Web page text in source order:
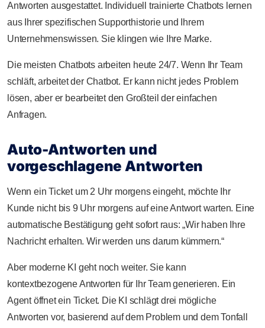
Antworten ausgestattet. Individuell trainierte Chatbots lernen
aus Ihrer spezifischen Supporthistorie und Ihrem
Unternehmenswissen. Sie klingen wie Ihre Marke.
Die meisten Chatbots arbeiten heute 24/7. Wenn Ihr Team
schläft, arbeitet der Chatbot. Er kann nicht jedes Problem
lösen, aber er bearbeitet den Großteil der einfachen
Anfragen.
Auto-Antworten und
vorgeschlagene Antworten
Wenn ein Ticket um 2 Uhr morgens eingeht, möchte Ihr
Kunde nicht bis 9 Uhr morgens auf eine Antwort warten. Eine
automatische Bestätigung geht sofort raus: „Wir haben Ihre
Nachricht erhalten. Wir werden uns darum kümmern.“
Aber moderne KI geht noch weiter. Sie kann
kontextbezogene Antworten für Ihr Team generieren. Ein
Agent öffnet ein Ticket. Die KI schlägt drei mögliche
Antworten vor, basierend auf dem Problem und dem Tonfall